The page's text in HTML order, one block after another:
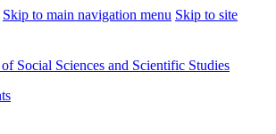
Skip to main navigation menu Skip to site
Social Sciences and Scientific Studies